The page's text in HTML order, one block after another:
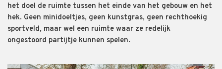
het doel de ruimte tussen het einde van het gebouw en het
hek. Geen minidoeltjes, geen kunstgras, geen rechthoekig
sportveld, maar wel een ruimte waar ze redelijk
ongestoord partijtje kunnen spelen.